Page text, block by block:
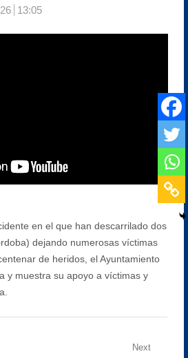
13:05
en el que han descarrilado dos
dejando numerosas víctimas
de heridos, el Ayuntamiento
y muestra su apoyo a víctimas y
Next